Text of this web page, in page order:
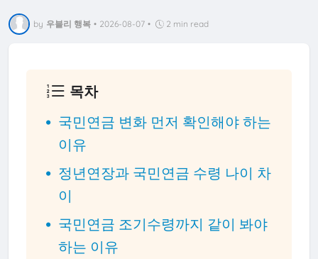
by 우블리 행복 • 2026-08-07 • 2 min read
목차
국민연금 변화 먼저 확인해야 하는
이유
정년연장과 국민연금 수령 나이 차
이
국민연금 조기수령까지 같이 봐야
하는 이유